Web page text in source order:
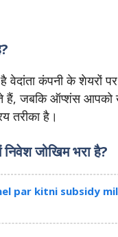
कंपनी के शेयरों
हैं, जबकि ऑप्शंस आपको
तरीका है।
जोखिम भरा है?
kitni subsidy milti